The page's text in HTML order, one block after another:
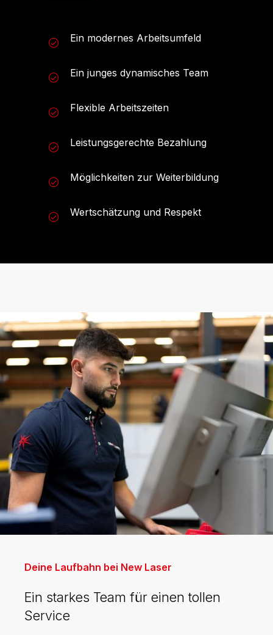
Ein modernes Arbeitsumfeld
Ein junges dynamisches Team
Flexible Arbeitszeiten
Leistungsgerechte Bezahlung
Möglichkeiten zur Weiterbildung
Wertschätzung und Respekt
Deine Laufbahn bei New Laser
Ein starkes Team für einen tollen
Service